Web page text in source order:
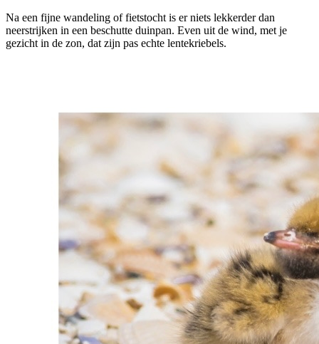
Na een fijne wandeling of fietstocht is er niets lekkerder dan
neerstrijken in een beschutte duinpan. Even uit de wind, met je
gezicht in de zon, dat zijn pas echte lentekriebels.